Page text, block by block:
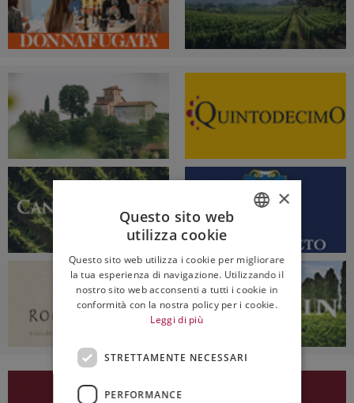
ENGLISH
×
Questo sito web
utilizza cookie
Questo sito web utilizza i cookie per migliorare
la tua esperienza di navigazione. Utilizzando il
nostro sito web acconsenti a tutti i cookie in
conformità con la nostra policy per i cookie.
Leggi di più
STRETTAMENTE NECESSARI
PERFORMANCE